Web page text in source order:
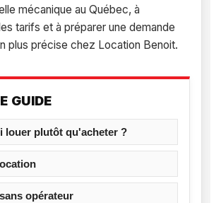
mécanique au Québec, à
tarifs et à préparer une demande
plus précise chez Location Benoit.
GUIDE
louer plutôt qu'acheter ?
opérateur